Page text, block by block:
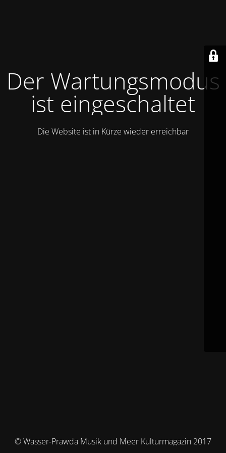
Der Wartungsmodus
ist eingeschaltet
Die Website ist in Kürze wieder erreichbar
© Wasser-Prawda Musik und Meer Kulturmagazin 2017